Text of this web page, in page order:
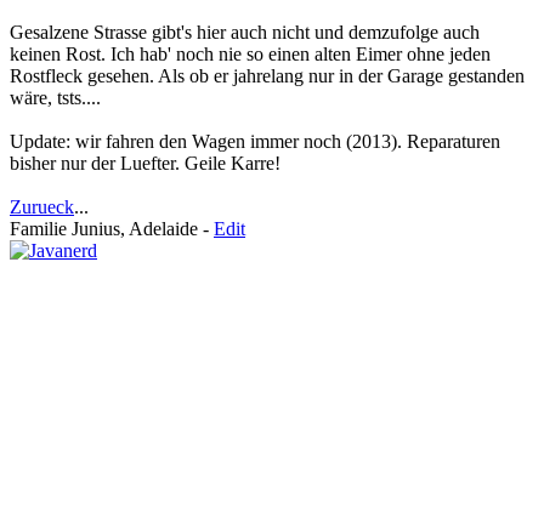
Gesalzene Strasse gibt's hier auch nicht und demzufolge auch
keinen Rost. Ich hab' noch nie so einen alten Eimer ohne jeden
Rostfleck gesehen. Als ob er jahrelang nur in der Garage gestanden
wäre, tsts....
Update: wir fahren den Wagen immer noch (2013). Reparaturen
bisher nur der Luefter. Geile Karre!
Zurueck...
Familie Junius, Adelaide - Edit